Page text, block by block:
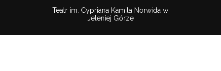
Teatr im. Cypriana Kamila Norwida w
Jeleniej Górze